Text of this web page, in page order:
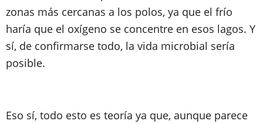
zonas más cercanas a los polos, ya que el frío
haría que el oxígeno se concentre en esos lagos. Y
sí, de confirmarse todo, la vida microbial sería
posible.
Eso sí, todo esto es teoría ya que, aunque parece